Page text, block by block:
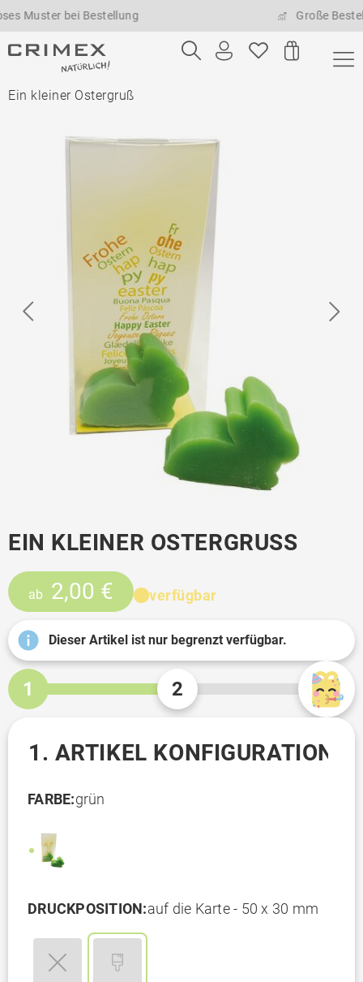
bei Bestellung Große
Ein kleiner Ostergruß
EIN KLEINER OSTERGRUSS
ab 2,00 € verfügbar
Dieser Artikel ist nur begrenzt verfügbar.
1 2
1. ARTIKEL KONFIGURATION
FARBE:grün
DRUCKPOSITION:auf die Karte - 50 x 30 mm